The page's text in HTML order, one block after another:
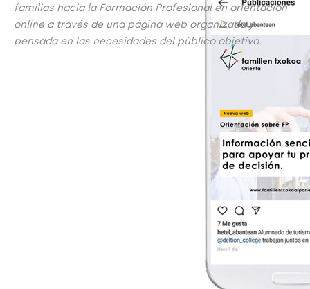
familias hacia la Formación Profesional en orientación
online a través de una página web organizada y
pensada en las necesidades del público objetivo.